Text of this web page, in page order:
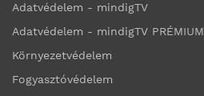
Adatvédelem - mindigTV
Adatvédelem - mindigTV PRÉMIUM
Környezetvédelem
Fogyasztóvédelem